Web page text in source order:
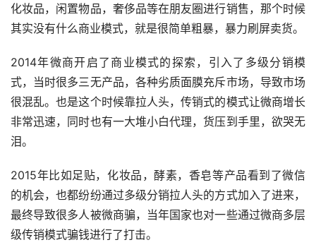
化妆品，闲置物品，奢侈品等在朋友圈进行销售，那个时候
其实没有什么商业模式，就是很简单粗暴，暴力刷屏卖货。
2014年微商开启了商业模式的探索，引入了多级分销模
式，当时很多三无产品，各种劣质面膜充斥市场，导致市场
很混乱。也是这个时候靠拉人头，传销式的模式让微商增长
非常迅速，同时也有一大堆小白代理，货压到手里，欲哭无
泪。
2015年比如足贴，化妆品，酵素，香皂等产品看到了微信
的机会，也都纷纷通过多级分销拉人头的方式加入了进来，
最终导致很多人被微商骗，当年国家也对一些通过微商多层
级传销模式骗钱进行了打击。